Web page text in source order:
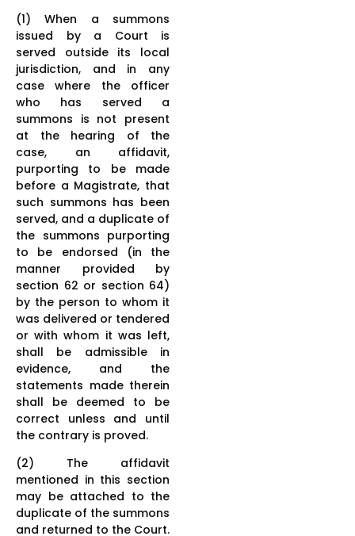
(1) When a summons
issued by a Court is
served outside its local
jurisdiction, and in any
case where the officer
who has served a
summons is not present
at the hearing of the
case, an affidavit,
purporting to be made
before a Magistrate, that
such summons has been
served, and a duplicate of
the summons purporting
to be endorsed (in the
manner provided by
section 62 or section 64)
by the person to whom it
was delivered or tendered
or with whom it was left,
shall be admissible in
evidence, and the
statements made therein
shall be deemed to be
correct unless and until
the contrary is proved.
(2) The affidavit
mentioned in this section
may be attached to the
duplicate of the summons
and returned to the Court.